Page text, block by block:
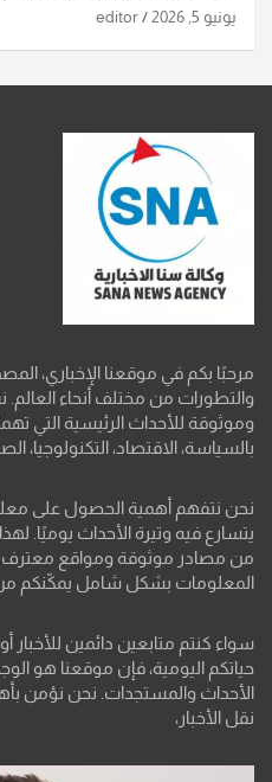
يونيو 5, 2026 editor
مرحبًا بكم في موقعنا الإخباري،
والتطورات من مختلف أنحاء
وموثوقة للأحداث الرئيسية التي
بالسياسة، الاقتصاد، التكنولوجيا،
نحن نتفهم أهمية الحصول على
يتسارع فيه وتيرة الأحداث يوميًا.
من مصادر موثوقة ومواقع معترف
المعلومات بشكل شامل يمكّنكم من
سواء كنتم متابعين دائمين
حياتكم اليومية، فإن موقعنا هو
الأحداث والمستجدات. نحن نؤمن
نقل الأخبار،